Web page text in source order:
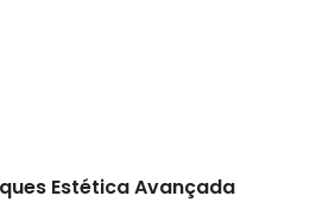
Estética Avançada